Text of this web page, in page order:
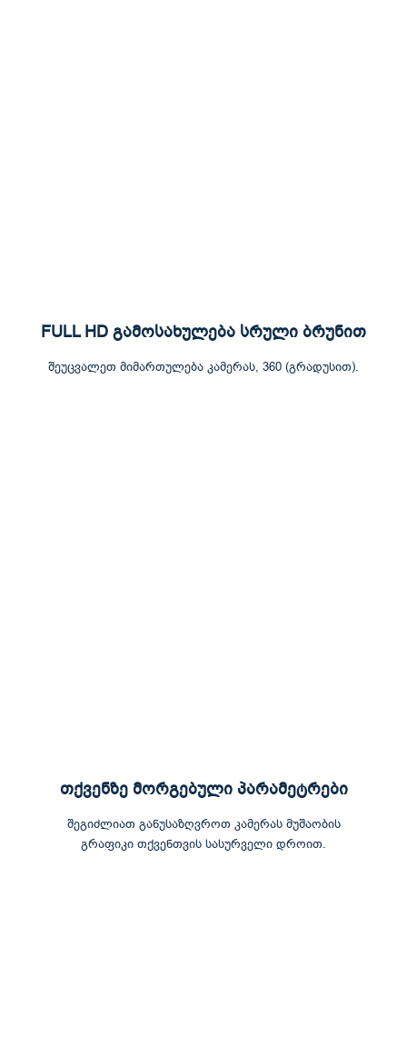
FULL HD გამოსახულება სრული ბრუნით
შეუცვალეთ მიმართულება კამერას, 360 (გრადუსით).
თქვენზე მორგებული პარამეტრები
შეგიძლიათ განუსაზღვროთ კამერას მუშაობის
გრაფიკი თქვენთვის სასურველი დროით.